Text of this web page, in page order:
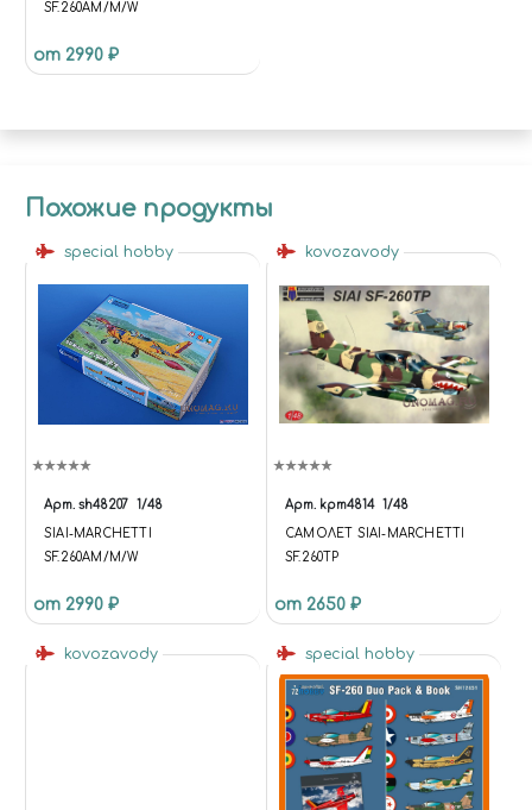
SF.260AM/M/W
от 2990 ₽
Похожие продукты
special hobby
Арт. sh48207 1/48
SIAI-MARCHETTI
SF.260AM/M/W
от 2990 ₽
kovozavody
Арт. kpm4814 1/48
САМОЛЕТ SIAI-MARCHETTI
SF.260TP
от 2650 ₽
kovozavody special hobby